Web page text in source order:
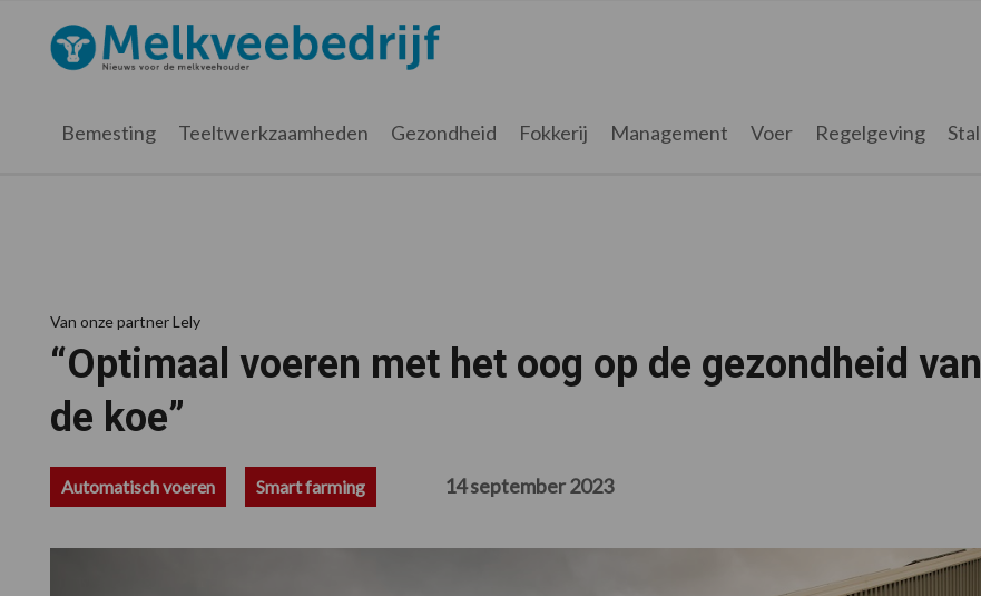
hoofdnavigatie
hoofd
eerste
voettekst
Melkveebedrijf.nl
Bemesting Teeltwerkzaamheden Gezondheid Fokkerij Management Voer Regelgeving Stal
Van onze partner Lely
“Optimaal voeren met het oog op de gezondheid van
de koe”
Automatisch voeren Smart farming 14 september 2023